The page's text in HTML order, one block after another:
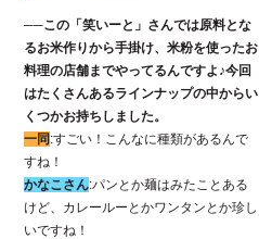
──この「笑いーと」さんでは原料とな
るお米作りから手掛け、米粉を使ったお
料理の店舗までやってるんですよ♪今回
はたくさんあるラインナップの中からい
くつかお持ちしました。
一同 :すごい！こんなに種類があるんで
すね！
かなこさん:パンとか麺はみたことある
けど、カレールーとかワンタンとか珍し
いですね！